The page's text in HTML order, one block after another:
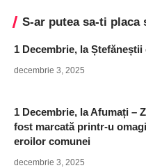
S-ar putea sa-ti placa
1 Decembrie, la Ștefăneștii
decembrie 3, 2025
1 Decembrie, la Afumați –
fost marcată printr-u
eroilor comunei
decembrie 3, 2025